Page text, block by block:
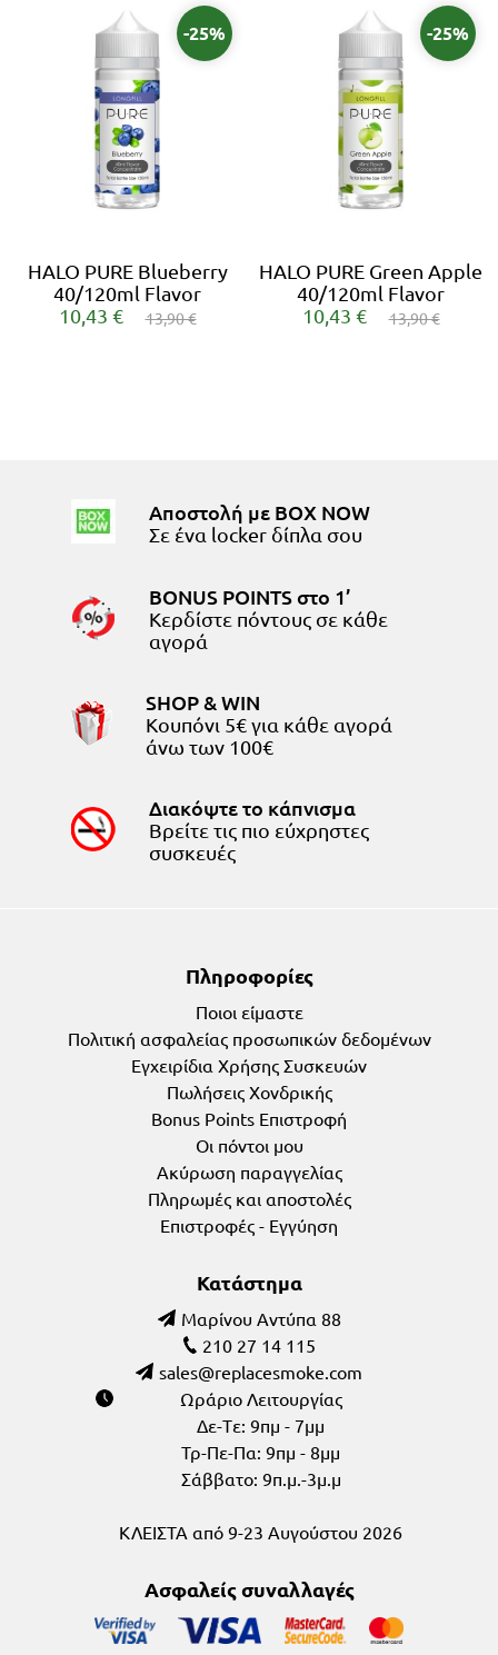
-25%
HALO PURE Blueberry
40/120ml Flavor
10,43 €
13,90 €
-25%
HALO PURE Green Apple
40/120ml Flavor
10,43 €
13,90 €
Αποστολή με BOX NOW
Σε ένα locker δίπλα σου
BONUS POINTS στο 1’
Κερδίστε πόντους σε κάθε
αγορά
SHOP & WIN
Κουπόνι 5€ για κάθε αγορά
άνω των 100€
Διακόψτε το κάπνισμα
Bρείτε τις πιο εύχρηστες
συσκευές
Πληροφορίες
Ποιοι είμαστε
Πολιτική ασφαλείας προσωπικών δεδομένων
Εγχειρίδια Χρήσης Συσκευών
Πωλήσεις Χονδρικής
Bonus Points Επιστροφή
Οι πόντοι μου
Ακύρωση παραγγελίας
Πληρωμές και αποστολές
Επιστροφές - Εγγύηση
Κατάστημα
Μαρίνου Αντύπα 88
210 27 14 115
Ωράριο Λειτουργίας
Δε-Tε: 9πμ - 7μμ
Τρ-Πε-Πα: 9πμ - 8μμ
Σάββατο: 9π.μ.-3μ.μ
ΚΛΕΙΣΤΑ από 9-23 Αυγούστου 2026
Ασφαλείς συναλλαγές